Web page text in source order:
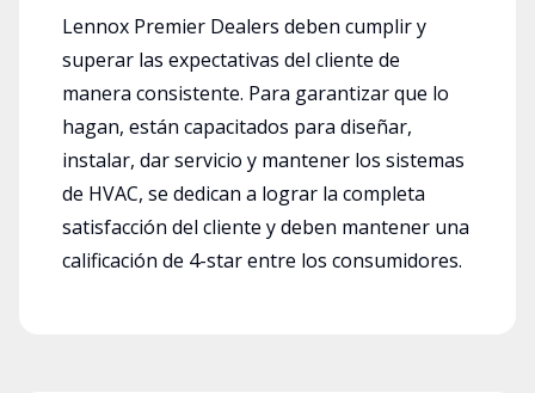
Lennox Premier Dealers deben cumplir y
superar las expectativas del cliente de
manera consistente. Para garantizar que lo
hagan, están capacitados para diseñar,
instalar, dar servicio y mantener los sistemas
de HVAC, se dedican a lograr la completa
satisfacción del cliente y deben mantener una
calificación de 4-star entre los consumidores.